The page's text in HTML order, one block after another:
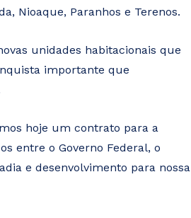
Nioaque, Paranhos e Terenos.
unidades habitacionais que
importante que
hoje um contrato para a
entre o Governo Federal, o
e desenvolvimento para nossa